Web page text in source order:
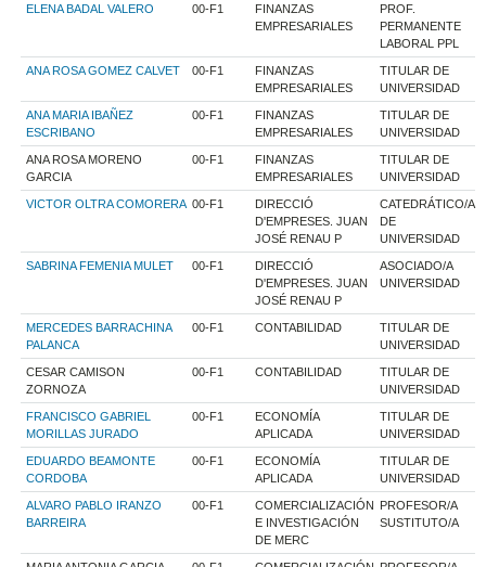
ELENA BADAL VALERO 00-F1
FINANZAS
EMPRESARIALES
PROF.
PERMANENTE
LABORAL PPL
ANA ROSA GOMEZ CALVET 00-F1
FINANZAS
EMPRESARIALES
TITULAR DE
UNIVERSIDAD
ANA MARIA IBAÑEZ
ESCRIBANO
00-F1
FINANZAS
EMPRESARIALES
TITULAR DE
UNIVERSIDAD
ANA ROSA MORENO
GARCIA
00-F1
FINANZAS
EMPRESARIALES
TITULAR DE
UNIVERSIDAD
VICTOR OLTRA COMORERA 00-F1
DIRECCIÓ
D'EMPRESES. JUAN
JOSÉ RENAU P
CATEDRÁTICO/A
DE
UNIVERSIDAD
SABRINA FEMENIA MULET 00-F1
DIRECCIÓ
D'EMPRESES. JUAN
JOSÉ RENAU P
ASOCIADO/A
UNIVERSIDAD
MERCEDES BARRACHINA
PALANCA
00-F1 CONTABILIDAD
TITULAR DE
UNIVERSIDAD
CESAR CAMISON
ZORNOZA
00-F1 CONTABILIDAD
TITULAR DE
UNIVERSIDAD
FRANCISCO GABRIEL
MORILLAS JURADO
00-F1
ECONOMÍA
APLICADA
TITULAR DE
UNIVERSIDAD
EDUARDO BEAMONTE
CORDOBA
00-F1
ECONOMÍA
APLICADA
TITULAR DE
UNIVERSIDAD
ALVARO PABLO IRANZO
BARREIRA
00-F1
COMERCIALIZACIÓN
E INVESTIGACIÓN
DE MERC
PROFESOR/A
SUSTITUTO/A